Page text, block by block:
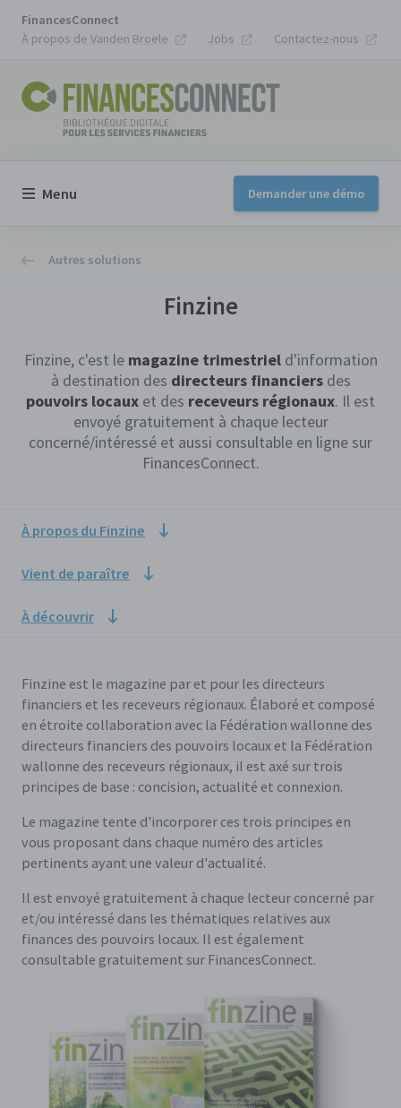
FinancesConnect
À propos de Vanden Broele
Jobs Contactez-nous
Menu Demander une démo
Autres solutions
Finzine
Finzine, c'est le magazine trimestrield'information
à destination des directeurs financiersdes
pouvoirs locaux et des receveurs régionaux. Il est
envoyé gratuitement à chaque lecteur
concerné/intéressé et aussi consultable en ligne sur
FinancesConnect.
À propos du Finzine
Vient de paraître
À découvrir
Finzine est le magazine par et pour les directeurs
financiers et les receveurs régionaux. Élaboré et composé
en étroite collaboration avec la Fédération wallonne des
directeurs financiers des pouvoirs locaux et la Fédération
wallonne des receveurs régionaux, il est axé sur trois
principes de base : concision, actualité et connexion.
Le magazine tente d'incorporer ces trois principes en
vous proposant dans chaque numéro des articles
pertinents ayant une valeur d'actualité.
Il est envoyé gratuitement à chaque lecteur concerné par
et/ou intéressé dans les thématiques relatives aux
finances des pouvoirs locaux. Il est également
consultable gratuitement sur FinancesConnect.